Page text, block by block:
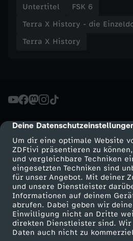
cmp-dialog-description
Deine
Um dir eine optimale Website
ZDFtivi präsentieren zu
und vergleichbare Techniken
eingesetzten Techniken sind
für unser Angebot. Mit deiner
und unsere Dienstleister
Informationen auf deinem
abrufen. Dabei geben wir
Einwilligung nicht an Dritte
direkten Dienstleister sind. Wir
Daten auch nicht zu
d
o
s
-
N
o
r
d
Untertitel
FSK 6
Terra X History - die
Terra X History
Mehr ZDF
ZDF-Apps
Smart TV
ZDFtext